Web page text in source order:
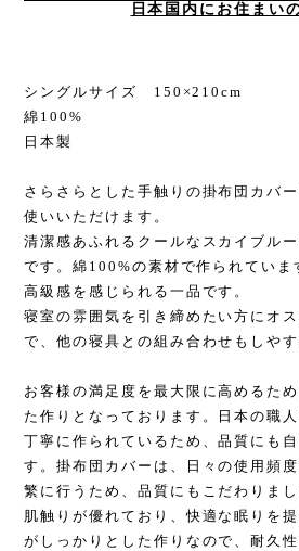
日本国内にお住まい
シングルサイズ 150×210cm
綿100%
日本製
さらさらとした手触りの掛布団カバ
使いいただけます。
清潔感あふれるクールなスカイブル
です。綿100%の素材で作られていま
高級感を感じられる一品です。
寝室の雰囲気を引き締めたい方にオ
で、他の寝具との組み合わせもしやす
お客様の満足度を最大限に高めるた
た作りとなっております。日本の職
丁寧に作られているため、品質にも
す。掛布団カバーは、日々の使用頻
繁に行うため、品質にもこだわりま
肌触りが優れており、快適な眠りを
がしっかりとした作りなので、耐久性